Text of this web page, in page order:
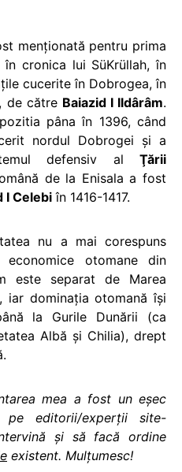
menţionată pentru prima
cronica lui SüKrüllah, în
cucerite în Dobrogea, în
de către Baiazid I Ildârâm.
pâna în 1396, când
nordul Dobrogei şi a
defensiv al Ţării
de la Enisala a fost
I Celebi în 1416-1417.
nu a mai corespuns
otomane din
este separat de Marea
iar dominaţia otomană îşi
la Gurile Dunării (ca
Albă şi Chilia), drept
mea a fost un eşec
editorii/experţii site-
şi să facă ordine
existent. Mulţumesc!